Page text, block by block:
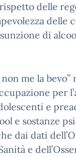
delle
delle
di
me la bevo”
per
e
e sostanze
dai dati
e